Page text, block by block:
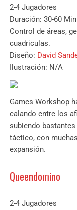
2-4 Jugadores
Duración: 30-60
Control de áreas,
cuadriculas.
Diseño: David
Ilustración: N/A
Games Workshop
calando entre los
subiendo
táctico, con
expansión.
Queendomino
2-4 Jugadores